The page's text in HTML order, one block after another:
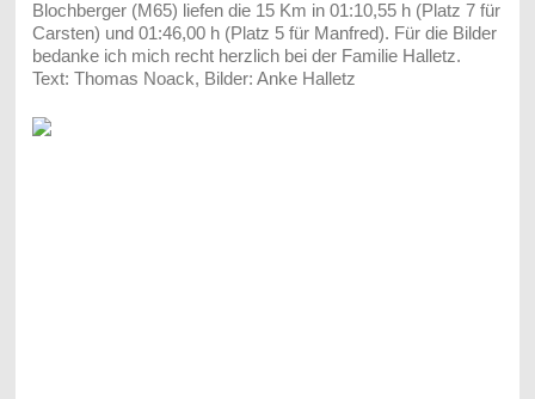
Blochberger (M65) liefen die 15 Km in 01:10,55 h (Platz 7 für
Carsten) und 01:46,00 h (Platz 5 für Manfred). Für die Bilder
bedanke ich mich recht herzlich bei der Familie Halletz.
Text: Thomas Noack, Bilder: Anke Halletz